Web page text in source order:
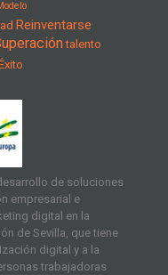
Reinventarse
talento
de soluciones
empresarial e
digital en la
de Sevilla, que tiene
digital y a la
trabajadoras